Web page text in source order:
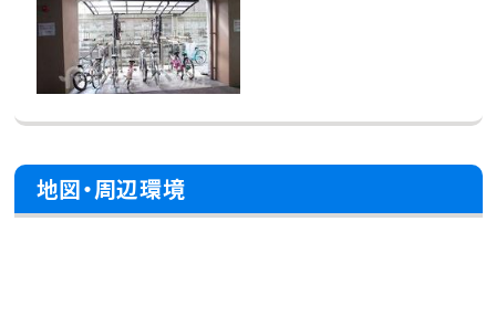
地図・周辺環境